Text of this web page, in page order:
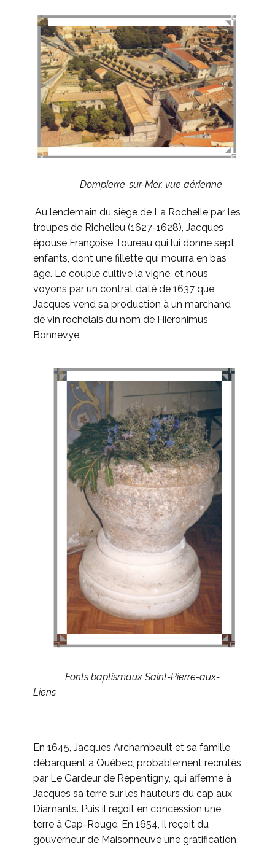
Dompierre-sur-Mer, vue aérienne
Au lendemain du siège de La Rochelle par les
troupes de Richelieu (1627-1628), Jacques
épouse Françoise Toureau qui lui donne sept
enfants, dont une fillette qui mourra en bas
âge. Le couple cultive la vigne, et nous
voyons par un contrat daté de 1637 que
Jacques vend sa production à un marchand
de vin rochelais du nom de Hieronimus
Bonnevye.
Fonts baptismaux Saint-Pierre-aux-
Liens
En 1645, Jacques Archambault et sa famille
débarquent à Québec, probablement recrutés
par Le Gardeur de Repentigny, qui afferme à
Jacques sa terre sur les hauteurs du cap aux
Diamants. Puis il reçoit en concession une
terre à Cap-Rouge. En 1654, il reçoit du
gouverneur de Maisonneuve une gratification